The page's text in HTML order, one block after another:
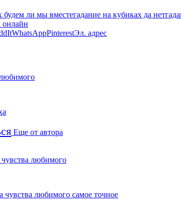
будем ли мы вместегадание на кубиках да нет
онлайн
WhatsAppPinterestЭл. адрес
любимого
Еще от автора
любимого
любимого самое точное